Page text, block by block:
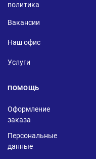
политика
Вакансии
Наш офис
Услуги
ПОМОЩЬ
Оформление
заказа
Персональные
данные